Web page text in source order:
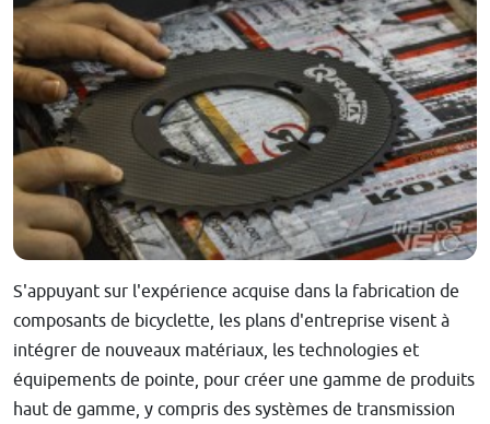
S'appuyant sur l'expérience acquise dans la fabrication de
composants de bicyclette, les plans d'entreprise visent à
intégrer de nouveaux matériaux, les technologies et
équipements de pointe, pour créer une gamme de produits
haut de gamme, y compris des systèmes de transmission